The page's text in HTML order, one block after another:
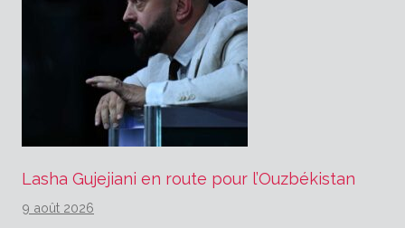
Lasha Gujejiani en route pour l’Ouzbékistan
9 août 2026